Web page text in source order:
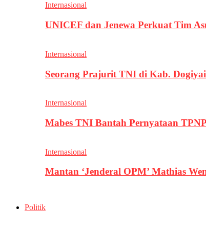
Internasional
UNICEF dan Jenewa Perkuat Tim
Internasional
Seorang Prajurit TNI di Kab.
Internasional
Mabes TNI Bantah Pernyataan
Internasional
Mantan ‘Jenderal OPM’ Mathias
Politik